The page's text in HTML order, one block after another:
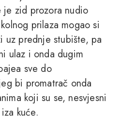
zid prozora nudio
prilaza mogao si
uz prednje stubište, pa
ulaz i onda dugim
sve do
bi promatrač onda
koji su se, nesvjesni
kuće.